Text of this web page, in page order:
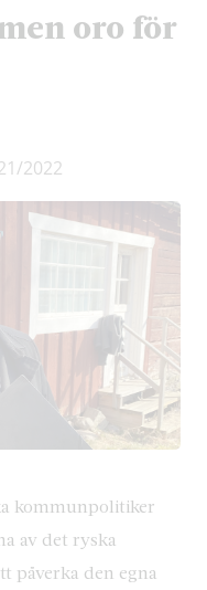
oro för
2022
kommunpolitiker
av det ryska
påverka den egna